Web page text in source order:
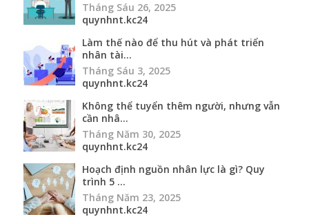
Tháng Sáu 26, 2025
quynhnt.kc24
Làm thế nào để thu hút và phát triển
nhân tài...
Tháng Sáu 3, 2025
quynhnt.kc24
Không thể tuyển thêm người, nhưng vẫn
cần nhâ...
Tháng Năm 30, 2025
quynhnt.kc24
Hoạch định nguồn nhân lực là gì? Quy
trình 5 ...
Tháng Năm 23, 2025
quynhnt.kc24